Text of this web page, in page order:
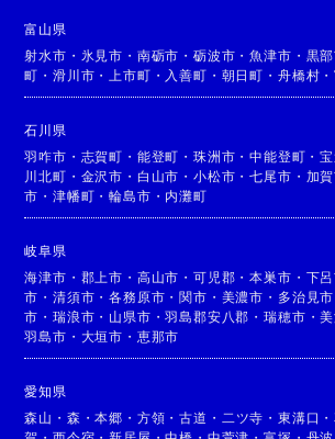
富山県
射水市 ・ 氷見市 ・ 南砺市 ・砺波市 ・魚津市 ・ 黒
町 ・滑川市 ・ 上市町 ・ 入善町 ・ 朝日町 ・ 舟橋村 ・
石川県
羽咋市 ・ 志賀町 ・ 能登町 ・珠洲市 ・中能登町 ・
川北町 ・ 金沢市 ・ 白山市 ・小松市 ・七尾市 ・ 加
市 ・津幡町 ・輪島市 ・ 内灘町
岐阜県
海津市 ・ 郡上市 ・ 高山市 ・可児郡 ・本巣市 ・ 下
市 ・清須市 ・各務原市 ・関市 ・ 美濃市 ・ 多治見市
市 ・瑞浪市 ・ 山県市 ・羽島郡安八郡 ・瑞穂市 ・
羽島市 ・ 大垣市 ・ 恵那市
愛知県
森山 ・ 森 ・本郷 ・ 方領 ・古道 ・ 二ツ寺 ・ 東溝口 ・